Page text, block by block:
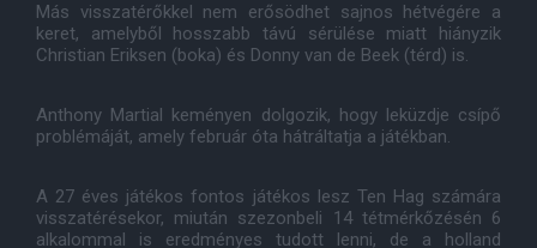
Más visszatérőkkel nem erősödhet sajnos hétvégére a
keret, amelyből hosszabb távú sérülése miatt hiányzik
Christian Eriksen (boka) és Donny van de Beek (térd) is.
Anthony Martial keményen dolgozik, hogy leküzdje csípő
problémáját, amely február óta hátráltatja a játékban.
A 27 éves játékos fontos játékos lesz Ten Hag számára
visszatérésekor, miután szezonbeli 14 tétmérkőzésén 6
alkalommal is eredményes tudott lenni, de a holland